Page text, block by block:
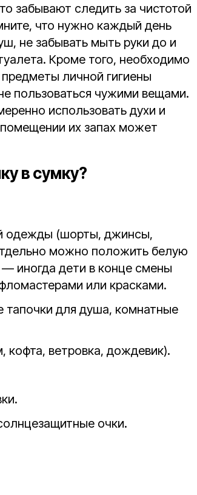
забывают следить за чистотой
что нужно каждый день
не забывать мыть руки до и
Кроме того, необходимо
личной гигиены
пользоваться чужими вещами.
использовать духи и
их запах может
в сумку?
одежды (шорты, джинсы,
можно положить белую
иногда дети в конце смены
или красками.
тапочки для душа, комнатные
ветровка, дождевик).
очки.